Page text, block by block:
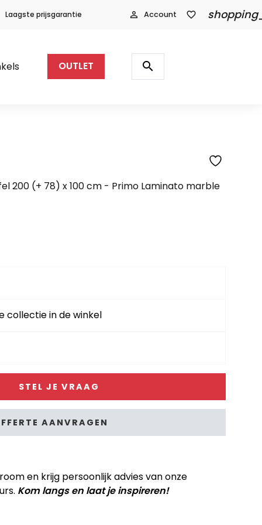
Laagste prijsgarantie person_outline Account favorite_border
OUTLET
Producten
zoeken
search
200 (+ 78) x 100 cm - Primo Laminato marble
collectie in de winkel
STEL JE VRAAG
AANVRAGEN
en krijg persoonlijk advies van onze
Kom langs en laat je inspireren!